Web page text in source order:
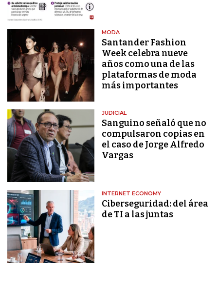
MODA
Santander Fashion
Week celebra nueve
años como una de las
plataformas de moda
más importantes
JUDICIAL
Sanguino señaló que no
compulsaron copias en
el caso de Jorge Alfredo
Vargas
INTERNET ECONOMY
Ciberseguridad: del área
de TI a las juntas